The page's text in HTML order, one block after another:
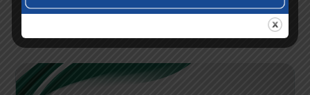
Informasi dan dukungan layanan yang tersedia demi